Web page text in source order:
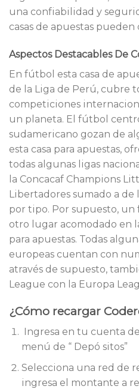
una confiabilidad y
casas de apuestas pueden
Aspectos Destacables De
En fútbol esta casa de
de la Liga de Perú, cubre
competiciones
un planeta. El fútbol
sudamericano gozan de
esta casa para apuestas,
todas algunas ligas
la Concacaf Champions
Libertadores sumado a de
por tipo. Por supuesto,
otro lugar acomodado en
para apuestas. Todas
europeas cuentan con
através de supuesto,
League con la Europa
¿Cómo recargar
Ingresa en tu cuenta
menú de “ Depó sitos”
Selecciona una red de
ingresa el montante a